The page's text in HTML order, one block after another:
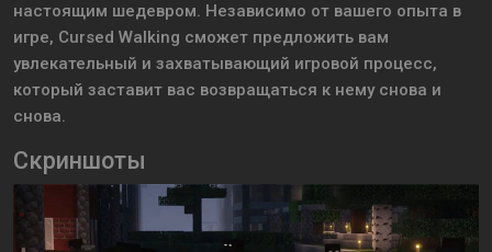
настоящим шедевром. Независимо от вашего опыта в
игре, Cursed Walking сможет предложить вам
увлекательный и захватывающий игровой процесс,
который заставит вас возвращаться к нему снова и
снова.
Скриншоты